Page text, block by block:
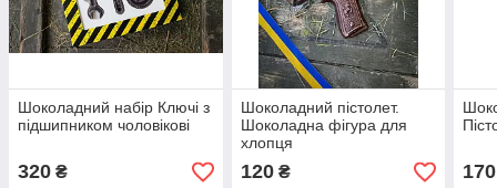
Шоколадний набір Ключі з
підшипником чоловікові
320 ₴
Шоколадний пістолет.
Шоколадна фігура для
хлопця
120₴ 170